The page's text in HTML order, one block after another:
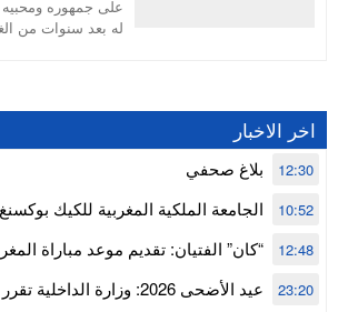
على جمهوره
له بعد سنوات من
اخر الاخبار
بلاغ صحفي 12:30
الجامعة الملكية المغربية للكيك
للمجلس الأعلى للحسابات
10:52
“كان” الفتيان: تقديم موعد مباراة
إفريقيا
12:48
عيد الأضحى 2026: وزارة
23:20